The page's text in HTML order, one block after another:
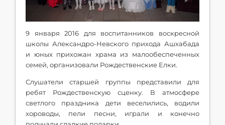
9 января 2016 для воспитанников воскресной
школы Александро-Невского прихода Ашхабада
и юных прихожан храма из малообеспеченных
семей, организовали Рождественские Елки.
Слушатели старшей группы представили для
ребят Рождественскую сценку. В атмосфере
светлого праздника дети веселились, водили
хороводы, пели песни, играли и конечно